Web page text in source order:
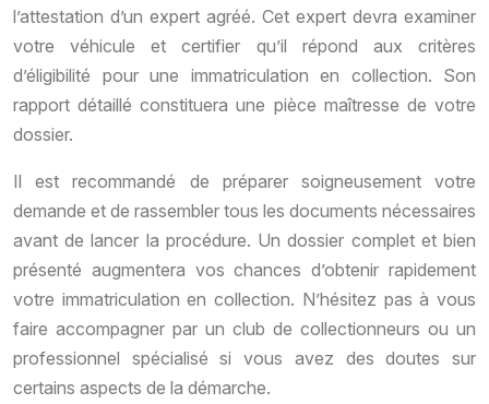
l’attestation d’un expert agréé. Cet expert devra examiner
votre véhicule et certifier qu’il répond aux critères
d’éligibilité pour une immatriculation en collection. Son
rapport détaillé constituera une pièce maîtresse de votre
dossier.
Il est recommandé de préparer soigneusement votre
demande et de rassembler tous les documents nécessaires
avant de lancer la procédure. Un dossier complet et bien
présenté augmentera vos chances d’obtenir rapidement
votre immatriculation en collection. N’hésitez pas à vous
faire accompagner par un club de collectionneurs ou un
professionnel spécialisé si vous avez des doutes sur
certains aspects de la démarche.